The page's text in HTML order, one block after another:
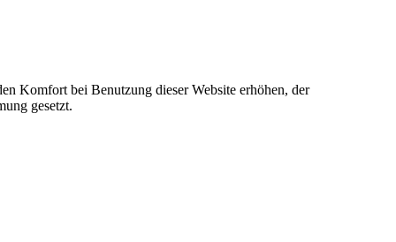
Komfort bei Benutzung dieser Website erhöhen, der
gesetzt.